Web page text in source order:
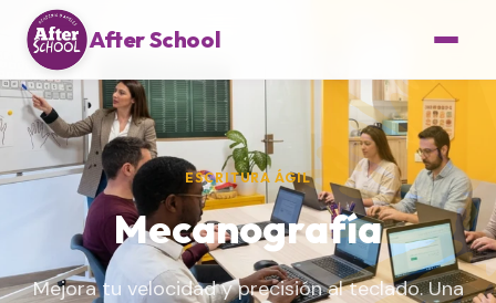
After School
ESCRITURA ÁGIL
Mecanografía
Mejora tu velocidad y precisión al teclado. Una